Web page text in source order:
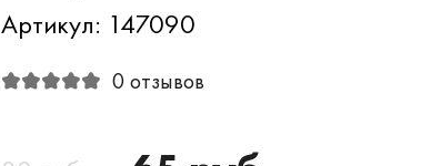
Артикул: 147090
0 отзывов